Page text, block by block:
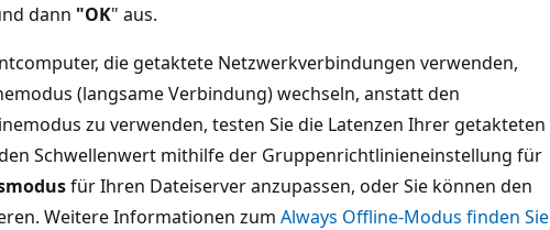
dann "OK" aus.
die getaktete Netzwerkverbindungen verwenden,
(langsame Verbindung) wechseln, anstatt den
zu verwenden, testen Sie die Latenzen Ihrer getakteten
Schwellenwert mithilfe der Gruppenrichtlinieneinstellung für
für Ihren Dateiserver anzupassen, oder Sie können den
Weitere Informationen zum Always Offline-Modus finden Sie